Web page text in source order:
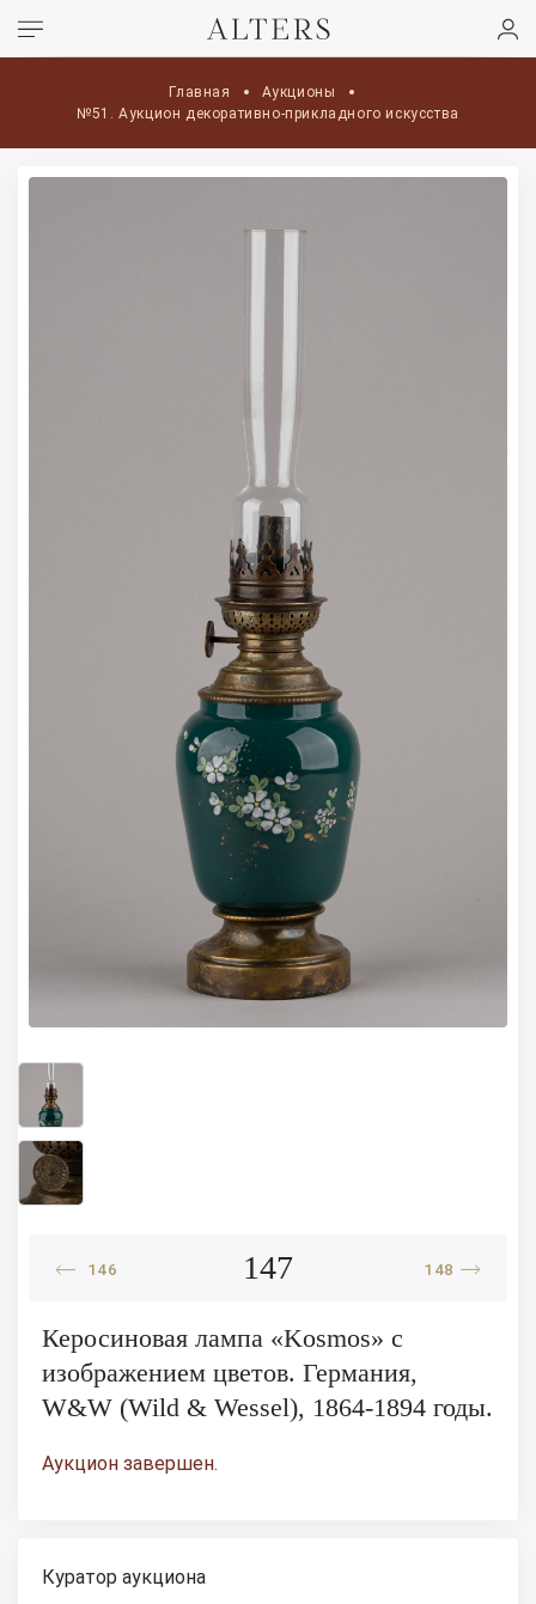
Главная
Аукционы
№51. Аукцион декоративно-прикладного искусства
146 147 148
Керосиновая лампа «Kosmos» c
изображением цветов. Германия,
W&W (Wild & Wessel), 1864-1894 годы.
Аукцион завершен.
Куратор аукциона